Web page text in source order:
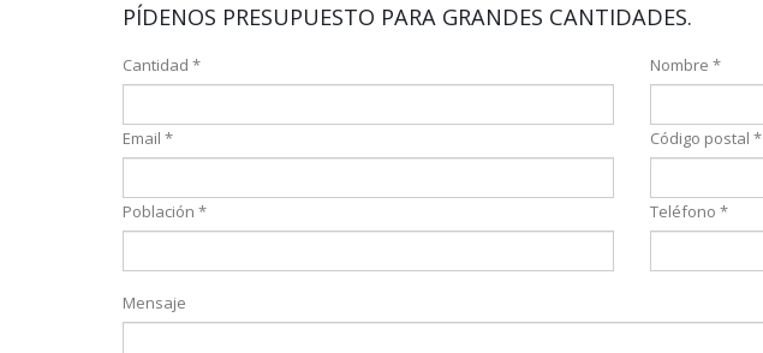
PÍDENOS PRESUPUESTO PARA GRANDES CANTIDADES.
Cantidad * Nombre *
Email * Código postal *
Población * Teléfono *
Mensaje